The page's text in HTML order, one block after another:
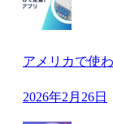
アメリカで使
2026年2月26日